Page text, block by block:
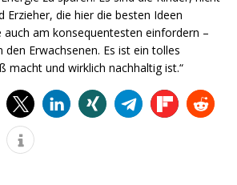
Erzieher, die hier die besten Ideen
auch am konsequentesten einfordern –
den Erwachsenen. Es ist ein tolles
macht und wirklich nachhaltig ist.“